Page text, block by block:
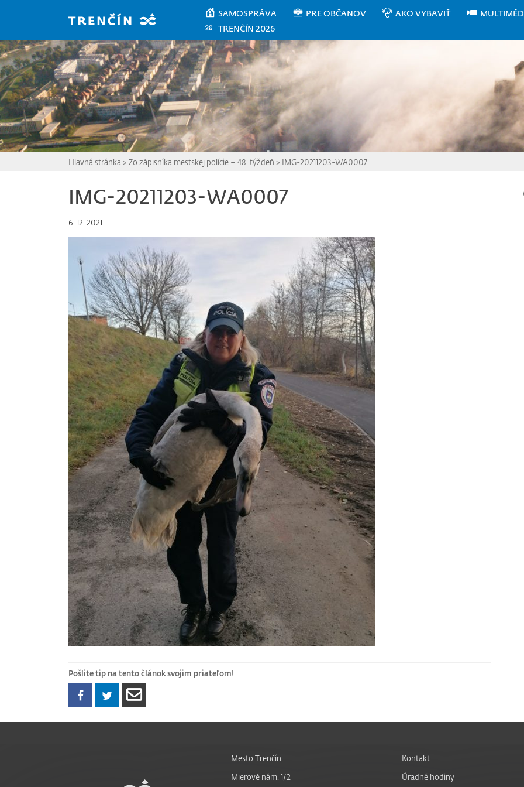
SAMOSPRÁVA PRE OBČANOV AKO VYBAVIŤ
TRENČÍN 2026
Hlavná stránka > Zo zápisníka mestskej polície – 48. týždeň > IMG-20211203-WA0007
IMG-20211203-WA0007
6. 12. 2021
Pošlite tip na tento článok svojim priateľom!
Mesto Trenčín
Mierové nám. 1/2
Kontakt
Úradné hodiny